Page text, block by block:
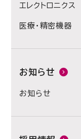
エレクトロニクス
医療・精密機器
お知らせ
お知らせ